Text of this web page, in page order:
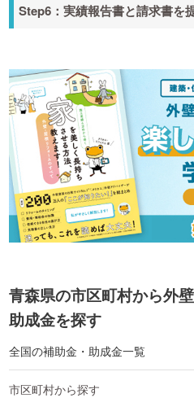
Step6：実績報告書と請求書を
青森県の市区町村から外
助成金を探す
全国の補助金・助成金一覧
市区町村から探す